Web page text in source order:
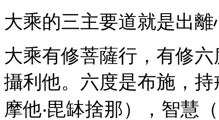
大乘的三主要道就是出
大乘有修菩薩行，有修
攝利他。六度是布施，
摩他‧毘缽捨那），智慧